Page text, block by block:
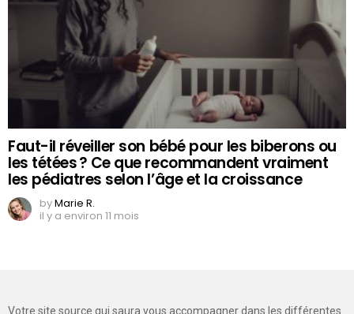
Faut-il réveiller son bébé pour les biberons ou
les tétées ? Ce que recommandent vraiment
les pédiatres selon l’âge et la croissance
byMarie R.
il y a environ 11 mois
Votre site source qui saura vous accompagner dans les différentes